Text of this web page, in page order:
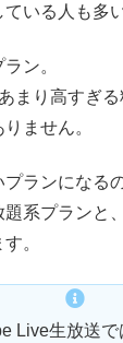
いる人も多
ン。
まり高すぎ
ません。
ランになる
系プランと
。
Live生放送